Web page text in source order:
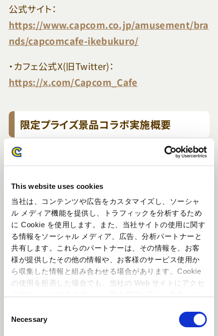
This website uses cookies
当社は、コンテンツや広告をカスタマイズし、ソーシャ
ル メディア機能を提供し、トラフィックを分析するため
に Cookie を使用します。また、当社サイトの使用に関す
る情報をソーシャル メディア、広告、分析パートナーと
共有します。これらのパートナーは、その情報を、お客
様が提供したその他の情報や、お客様のサービス使用か
ら収集した情報と組み合わせる場合があります。Cookie
の使用を拒否した場合でも、当社の Web サイトにアクセ
Necessary
公式サイト：
https://www.capcom.co.jp/amusement/bra
nds/capcomcafe-ikebukuro/
・カフェ公式X(旧Twitter)：
https://x.com/Capcom_Cafe
限定プライズ景品コラボ実施概要